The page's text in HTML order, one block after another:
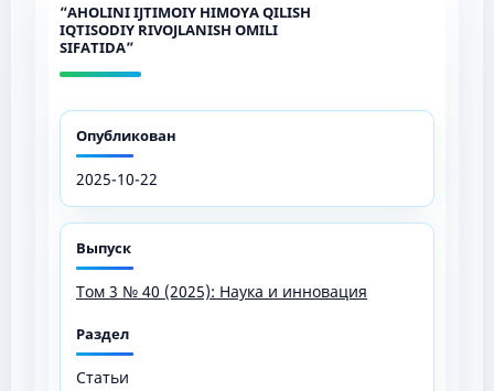
“AHOLINI IJTIMOIY HIMOYA QILISH
IQTISODIY RIVOJLANISH OMILI
SIFATIDA”
Опубликован
2025-10-22
Выпуск
Том 3 № 40 (2025): Наука и инновация
Раздел
Статьи